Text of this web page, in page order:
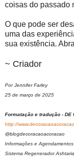
coisas do passado
O que pode ser
uma das
sua existência.
~ Criador
Por Jennifer Farley
25 de março de 2025
Formatação e tradução - DE
http://
@blogdecoracaoacoracao
Informações e
Sistema Regenerador